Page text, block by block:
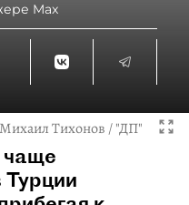
Max
Михаил Тихонов / "ДП"
чаще
Турции